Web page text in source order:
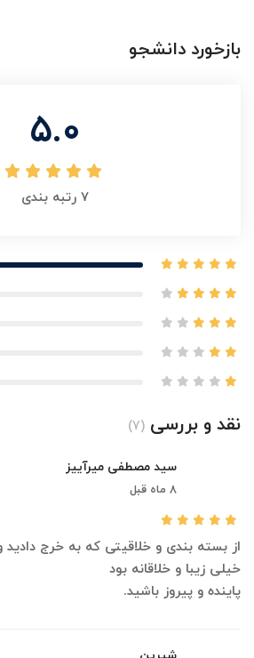
بازخورد دانشجو
5.0
7 رتبه بندی
نقد و بررسی (7)
سید مصطفی میرآییز
8 ماه قبل
از بسته بندی و خلاقیتی که به خرج دادید
خیلی زیبا و خلاقانه بود
پاینده و پیروز باشید.